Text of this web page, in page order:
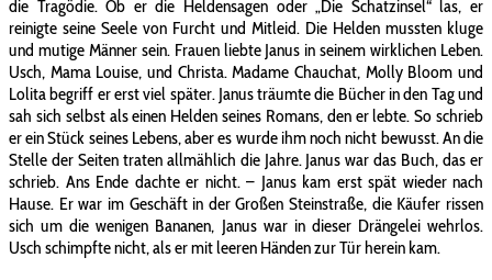
die Tragödie. Ob er die Heldensagen oder „Die Schatzinsel“ las, er
reinigte seine Seele von Furcht und Mitleid. Die Helden mussten kluge
und mutige Männer sein. Frauen liebte Janus in seinem wirklichen Leben.
Usch, Mama Louise, und Christa. Madame Chauchat, Molly Bloom und
Lolita begriff er erst viel später. Janus träumte die Bücher in den Tag und
sah sich selbst als einen Helden seines Romans, den er lebte. So schrieb
er ein Stück seines Lebens, aber es wurde ihm noch nicht bewusst. An die
Stelle der Seiten traten allmählich die Jahre. Janus war das Buch, das er
schrieb. Ans Ende dachte er nicht. – Janus kam erst spät wieder nach
Hause. Er war im Geschäft in der Großen Steinstraße, die Käufer rissen
sich um die wenigen Bananen, Janus war in dieser Drängelei wehrlos.
Usch schimpfte nicht, als er mit leeren Händen zur Tür herein kam.